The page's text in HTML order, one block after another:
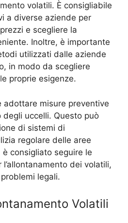
volatili. È consigliabile
a diverse aziende per
e scegliere la
Inoltre, è importante
utilizzati dalle aziende
in modo da scegliere
proprie esigenze.
adottare misure preventive
uccelli. Questo può
di sistemi di
regolare delle aree
consigliato seguire le
dei volatili,
legali.
Volatili